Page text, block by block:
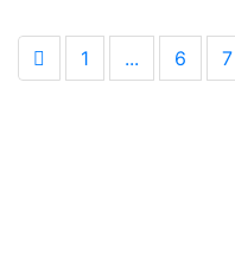
1 ... 6 7